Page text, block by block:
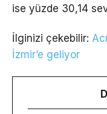
ise yüzde 30,14
İlginizi çekebilir:
İzmir’e geliyor